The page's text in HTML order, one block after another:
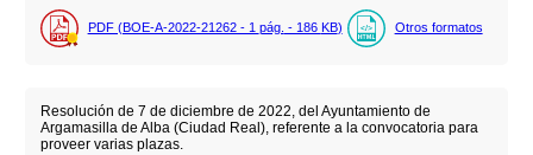
PDF (BOE-A-2022-21262 - 1 pág. - 186 KB) Otros formatos
Resolución de 7 de diciembre de 2022, del Ayuntamiento de
Argamasilla de Alba (Ciudad Real), referente a la convocatoria para
proveer varias plazas.